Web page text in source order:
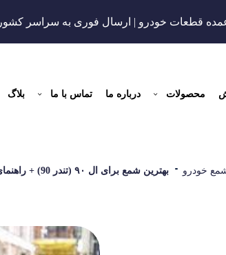
قطعات خودرو | ارسال فوری به سراسر کشور
محصولات درباره ما تماس با ما بلاگ
خودرو بهترین شمع برای ال ۹۰ (تندر 90) + راهنمای خرید